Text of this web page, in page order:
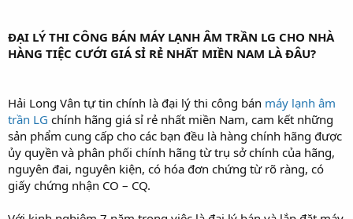
ĐẠI LÝ THI CÔNG BÁN MÁY LẠNH ÂM TRẦN LG CHO NHÀ
HÀNG TIỆC CƯỚI GIÁ SỈ RẺ NHẤT MIỀN NAM LÀ ĐÂU?
Hải Long Vân tự tin chính là đại lý thi công bán máy lạnh âm
trần LG chính hãng giá sỉ rẻ nhất miền Nam, cam kết những
sản phẩm cung cấp cho các bạn đều là hàng chính hãng được
ủy quyền và phân phối chính hãng từ trụ sở chính của hãng,
nguyên đai, nguyên kiện, có hóa đơn chứng từ rõ ràng, có
giấy chứng nhận CO – CQ.